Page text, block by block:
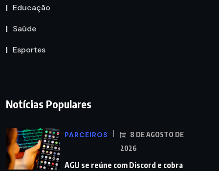
Educação
Saúde
Esportes
Notícias Populares
PARCEIROS
8 DE AGOSTO DE
2026
AGU se reúne com Discord e cobra